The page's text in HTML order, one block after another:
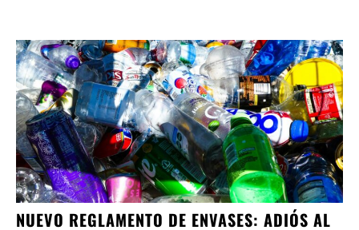
NUEVO REGLAMENTO DE ENVASES: ADIÓS AL